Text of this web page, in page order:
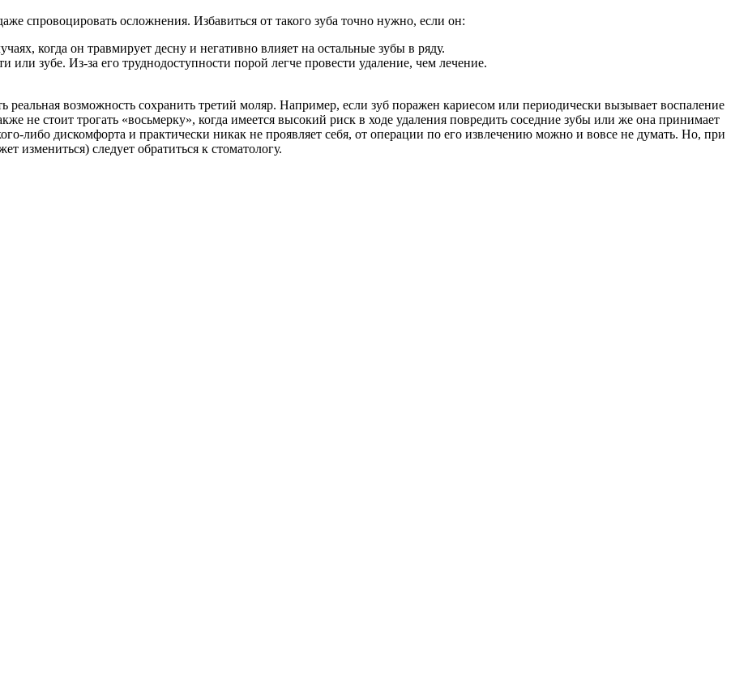
спровоцировать осложнения. Избавиться от такого зуба точно нужно, если он:
когда он травмирует десну и негативно влияет на остальные зубы в ряду.
зубе. Из-за его труднодоступности порой легче провести удаление, чем лечение.
реальная возможность сохранить третий моляр. Например, если зуб поражен кариесом или периодически вызывает воспаление
не стоит трогать «восьмерку», когда имеется высокий риск в ходе удаления повредить соседние зубы или же она принимает
либо дискомфорта и практически никак не проявляет себя, от операции по его извлечению можно и вовсе не думать. Но, при
следует обратиться к стоматологу.